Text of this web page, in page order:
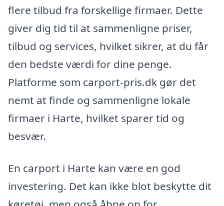
flere tilbud fra forskellige firmaer. Dette
giver dig tid til at sammenligne priser,
tilbud og services, hvilket sikrer, at du får
den bedste værdi for dine penge.
Platforme som carport-pris.dk gør det
nemt at finde og sammenligne lokale
firmaer i Harte, hvilket sparer tid og
besvær.
En carport i Harte kan være en god
investering. Det kan ikke blot beskytte dit